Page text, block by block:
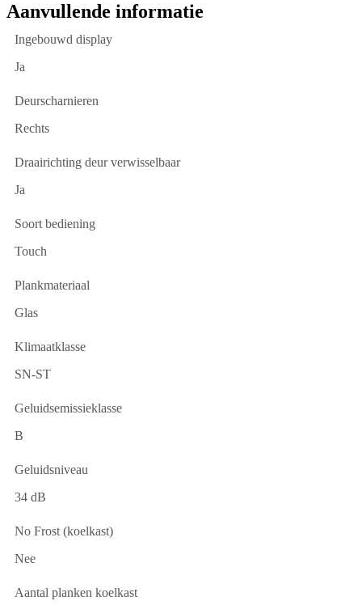
Aanvullende informatie
Ingebouwd display
Ja
Deurscharnieren
Rechts
Draairichting deur verwisselbaar
Ja
Soort bediening
Touch
Plankmateriaal
Glas
Klimaatklasse
SN-ST
Geluidsemissieklasse
B
Geluidsniveau
34 dB
No Frost (koelkast)
Nee
Aantal planken koelkast